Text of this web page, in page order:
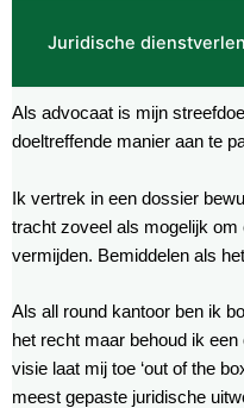
Juridische
Als advocaat is mijn
doeltreffende manier aan te
Ik vertrek in een dossier
tracht zoveel als mogelijk
vermijden. Bemiddelen als
Als all round kantoor ben ik
het recht maar behoud ik
visie laat mij toe ‘out of the
meest gepaste juridische